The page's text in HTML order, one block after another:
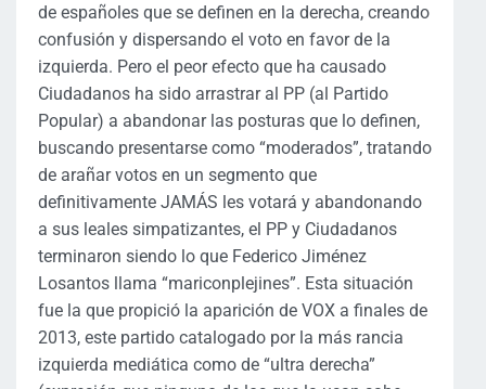
de españoles que se definen en la derecha, creando
confusión y dispersando el voto en favor de la
izquierda. Pero el peor efecto que ha causado
Ciudadanos ha sido arrastrar al PP (al Partido
Popular) a abandonar las posturas que lo definen,
buscando presentarse como “moderados”, tratando
de arañar votos en un segmento que
definitivamente JAMÁS les votará y abandonando
a sus leales simpatizantes, el PP y Ciudadanos
terminaron siendo lo que Federico Jiménez
Losantos llama “mariconplejines”. Esta situación
fue la que propició la aparición de VOX a finales de
2013, este partido catalogado por la más rancia
izquierda mediática como de “ultra derecha”